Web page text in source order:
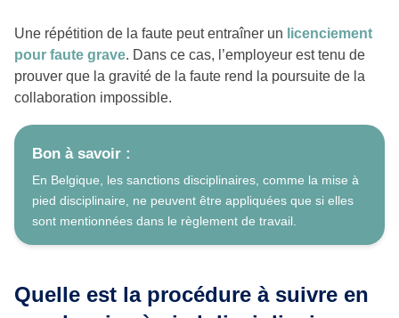
Une répétition de la faute peut entraîner un licenciement
pour faute grave. Dans ce cas, l’employeur est tenu de
prouver que la gravité de la faute rend la poursuite de la
collaboration impossible.
Bon à savoir :
En Belgique, les sanctions disciplinaires, comme la mise à
pied disciplinaire, ne peuvent être appliquées que si elles
sont mentionnées dans le règlement de travail.
Quelle est la procédure à suivre en